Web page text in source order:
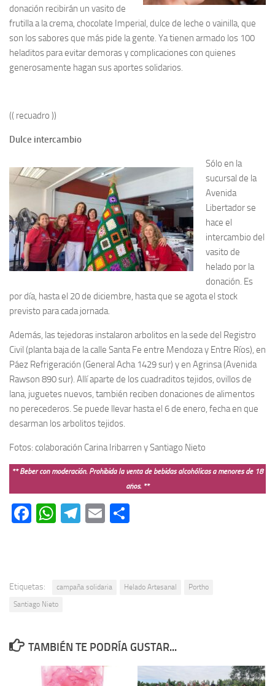
donación recibirán un vasito de
frutilla a la crema, chocolate Imperial, dulce de leche o vainilla, que
son los sabores que más pide la gente. Ya tienen armado los 100
heladitos para evitar demoras y complicaciones con quienes
generosamente hagan sus aportes solidarios.
(( recuadro ))
Dulce intercambio
Sólo en la
sucursal de la
Avenida
Libertador se
hace el
intercambio del
vasito de
helado por la
donación. Es
por día, hasta el 20 de diciembre, hasta que se agota el stock
previsto para cada jornada.
Además, las tejedoras instalaron arbolitos en la sede del Registro
Civil (planta baja de la calle Santa Fe entre Mendoza y Entre Ríos), en
Páez Refrigeración (General Acha 1429 sur) y en Agrinsa (Avenida
Rawson 890 sur). Allí aparte de los cuadraditos tejidos, ovillos de
lana, juguetes nuevos, también reciben donaciones de alimentos
no perecederos. Se puede llevar hasta el 6 de enero, fecha en que
desarman los arbolitos tejidos.
Fotos: colaboración Carina Iribarren y Santiago Nieto
** Beber con moderación. Prohibida la venta de bebidas alcohólicas a menores de 18
años. **
Facebook
WhatsApp
Telegram
Email
Etiquetas: campaña solidaria Helado Artesanal
Portho
Santiago Nieto
TAMBIÉN TE PODRÍA GUSTAR...